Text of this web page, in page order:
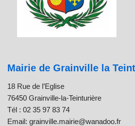
Mairie de Grainville la
18 Rue de l’Eglise
76450 Grainville-la-Teinturière
Tél : 02 35 97 83 74
Email: grainville.mairie@wanadoo.fr